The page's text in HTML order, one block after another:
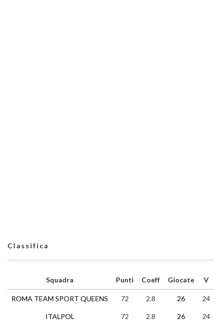
Classifica
Squadra
ROMA TEAM SPORT QUEENS
ITALPOL
Punti Coeff Giocate V
72 2.8 26 24
72 2.8 26 24